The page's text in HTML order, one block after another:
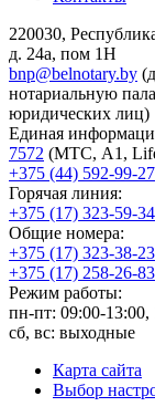
220030,
д. 24а, пом 1Н
bnp@belnotary.by
нотариальную
юридических лиц)
Единая
7572 (МТС, A1,
+375 (44) 592-99-27
Горячая линия:
+375 (17) 323-59-34
Общие номера:
+375 (17) 323-38-23
+375 (17) 258-26-83
Режим работы:
пн-пт: 09:00-13:00,
сб, вс: выходные
Карта сайта
Выбор